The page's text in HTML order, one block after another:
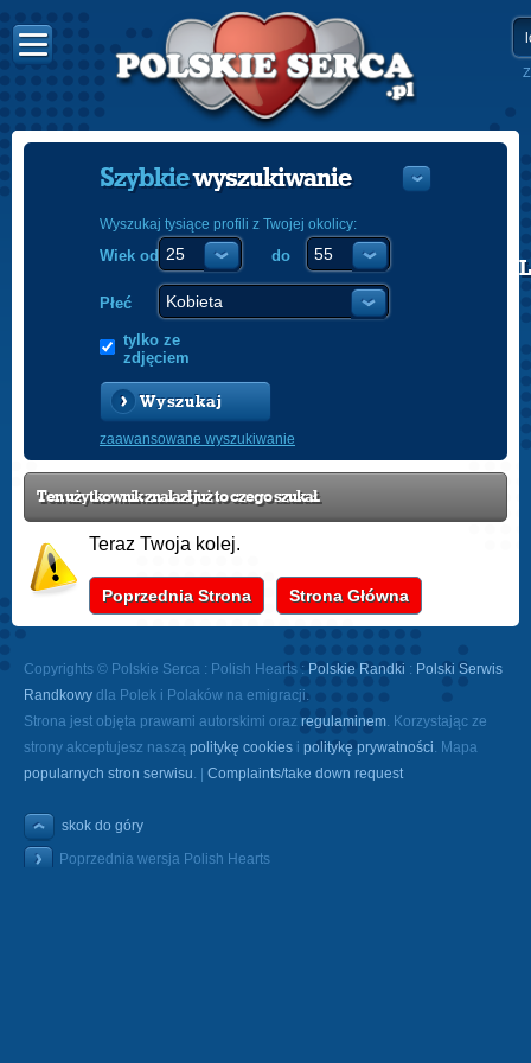
POLISH
Szybkiewyszukiwanie
Wyszukaj tysiące profili z Twojej okolicy:
Wiek od do
Płeć
tylko ze
zdjęciem
Wyszukaj
zaawansowane wyszukiwanie
Ten użytkownik znalazł już to czego szukał.
Teraz Twoja kolej.
Poprzednia Strona Strona Główna
Copyrights © Polskie Serca : Polish Hearts : Polskie Randki : Polski Serwis
Randkowy dla Polek i Polaków na emigracji.
Strona jest objęta prawami autorskimi oraz regulaminem. Korzystając ze
strony akceptujesz naszą politykę cookies i politykę prywatności. Mapa
popularnych stron serwisu. | Complaints/take down request
skok do góry
Poprzednia wersja Polish Hearts